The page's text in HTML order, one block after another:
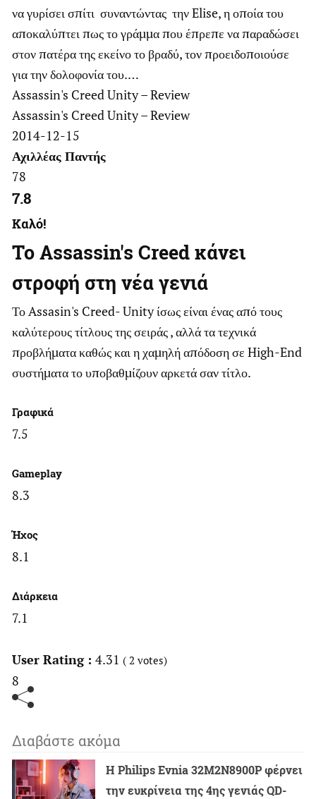
να γυρίσει σπίτι συναντώντας την Elise, η οποία του
αποκαλύπτει πως το γράμμα που έπρεπε να παραδώσει
στον πατέρα της εκείνο το βραδύ, τον προειδοποιούσε
για την δολοφονία του.…
Assassin's Creed Unity – Review
Assassin's Creed Unity – Review
2014-12-15
Αχιλλέας Παντής
78
7.8
Καλό!
To Assassin's Creed κάνει
στροφή στη νέα γενιά
Το Assasin's Creed- Unity ίσως είναι ένας από τους
καλύτερους τίτλους της σειράς , αλλά τα τεχνικά
προβλήματα καθώς και η χαμηλή απόδοση σε High-End
συστήματα το υποβαθμίζουν αρκετά σαν τίτλο.
Γραφικά
7.5
Gameplay
8.3
Ήχος
8.1
Διάρκεια
7.1
User Rating : 4.31 ( 2 votes)
8
Διαβάστε ακόμα
Η Philips Evnia 32M2N8900P φέρνει
την ευκρίνεια της 4ης γενιάς QD-